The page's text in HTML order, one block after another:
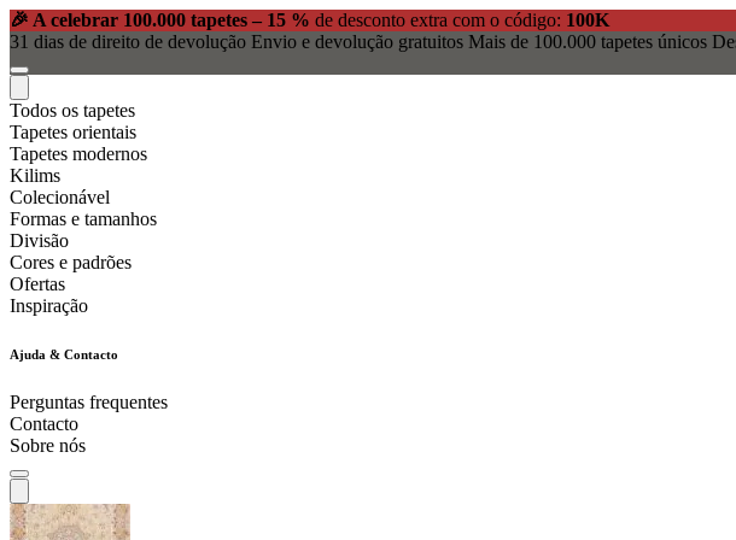
🎉 A celebrar 100.000 tapetes – 15 % de desconto extra com o código: 100K
31 dias de direito de devolução Envio e devolução gratuitos Mais de 100.000 tapetes únicos
Todos os tapetes
Tapetes orientais
Tapetes modernos
Kilims
Colecionável
Formas e tamanhos
Divisão
Cores e padrões
Ofertas
Inspiração
Ajuda & Contacto
Perguntas frequentes
Contacto
Sobre nós